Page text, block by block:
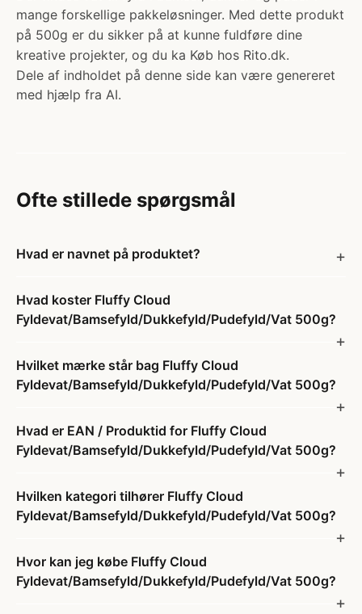
mange forskellige pakkeløsninger. Med dette produkt
på 500g er du sikker på at kunne fuldføre dine
kreative projekter, og du ka Køb hos Rito.dk.
Dele af indholdet på denne side kan være genereret
med hjælp fra AI.
Ofte stillede spørgsmål
Hvad er navnet på produktet?
Hvad koster Fluffy Cloud
Fyldevat/Bamsefyld/Dukkefyld/Pudefyld/Vat 500g?
Hvilket mærke står bag Fluffy Cloud
Fyldevat/Bamsefyld/Dukkefyld/Pudefyld/Vat 500g?
Hvad er EAN / Produktid for Fluffy Cloud
Fyldevat/Bamsefyld/Dukkefyld/Pudefyld/Vat 500g?
Hvilken kategori tilhører Fluffy Cloud
Fyldevat/Bamsefyld/Dukkefyld/Pudefyld/Vat 500g?
Hvor kan jeg købe Fluffy Cloud
Fyldevat/Bamsefyld/Dukkefyld/Pudefyld/Vat 500g?